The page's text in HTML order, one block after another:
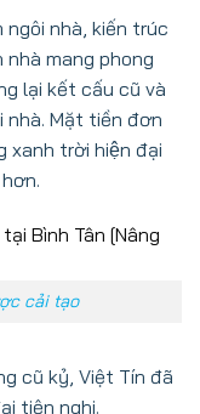
nhà, kiến trúc
mang phong
lại kết cấu cũ và
nhà. Mặt tiền đơn
xanh trời hiện đại
cải tạo
cũ kỷ, Việt Tín đã
tiện nghi.